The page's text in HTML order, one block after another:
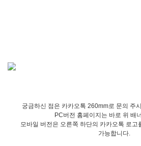
궁금하신 점은 카카오톡 260mm로 문의 주
PC버전 홈페이지는 바로 위 배
모바일 버전은 오른쪽 하단의 카카오톡 로고
가능합니다.